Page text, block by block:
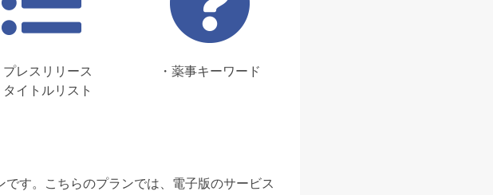
プレスリリース
タイトルリスト
・薬事キーワード
す。こちらのプランでは、電子版のサービス